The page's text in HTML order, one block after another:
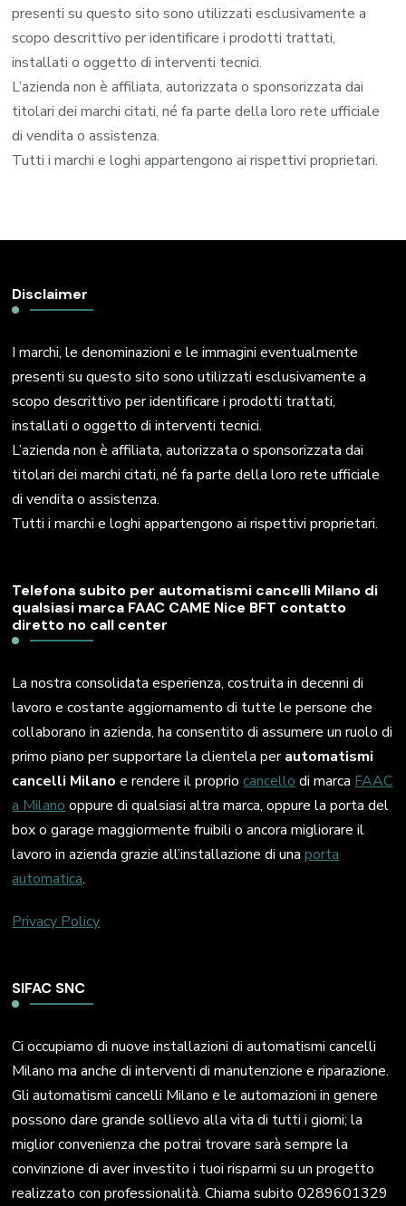
presenti su questo sito sono utilizzati esclusivamente a
scopo descrittivo per identificare i prodotti trattati,
installati o oggetto di interventi tecnici.
L’azienda non è affiliata, autorizzata o sponsorizzata dai
titolari dei marchi citati, né fa parte della loro rete ufficiale
di vendita o assistenza.
Tutti i marchi e loghi appartengono ai rispettivi proprietari.
Disclaimer
I marchi, le denominazioni e le immagini eventualmente
presenti su questo sito sono utilizzati esclusivamente a
scopo descrittivo per identificare i prodotti trattati,
installati o oggetto di interventi tecnici.
L’azienda non è affiliata, autorizzata o sponsorizzata dai
titolari dei marchi citati, né fa parte della loro rete ufficiale
di vendita o assistenza.
Tutti i marchi e loghi appartengono ai rispettivi proprietari.
Telefona subito per automatismi cancelli Milano di
qualsiasi marca FAAC CAME Nice BFT contatto
diretto no call center
La nostra consolidata esperienza, costruita in decenni di
lavoro e costante aggiornamento di tutte le persone che
collaborano in azienda, ha consentito di assumere un ruolo di
primo piano per supportare la clientela perautomatismi
cancelli Milano e rendere il propriocancello di marca FAAC
a Milano oppure di qualsiasi altra marca, oppure la porta del
box o garage maggiormente fruibili o ancora migliorare il
lavoro in azienda grazie all’installazione di unaporta
automatica.
Privacy Policy
SIFAC SNC
Ci occupiamo di nuove installazioni di automatismi cancelli
Milano ma anche di interventi di manutenzione e riparazione.
Gli automatismi cancelli Milano e le automazioni in genere
possono dare grande sollievo alla vita di tutti i giorni; la
miglior convenienza che potrai trovare sarà sempre la
convinzione di aver investito i tuoi risparmi su un progetto
realizzato con professionalità. Chiama subito 0289601329